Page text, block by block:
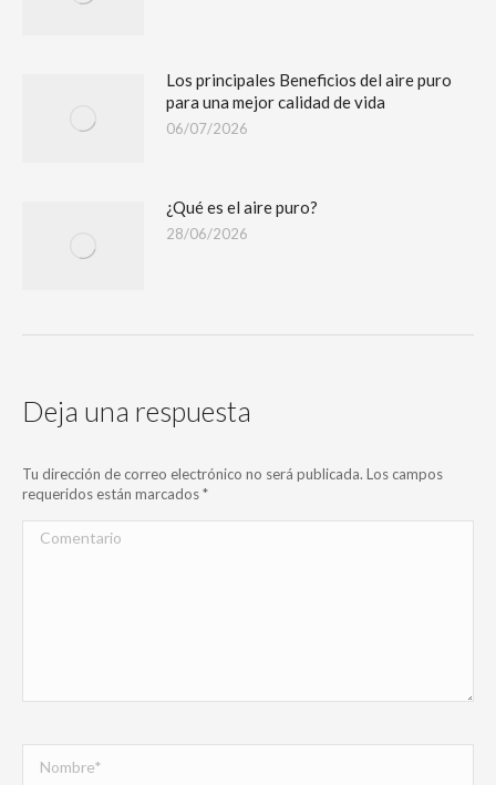
Los principales Beneficios del aire puro
para una mejor calidad de vida
06/07/2026
¿Qué es el aire puro?
28/06/2026
Deja una respuesta
Tu dirección de correo electrónico no será publicada. Los campos
requeridos están marcados*
Comentario